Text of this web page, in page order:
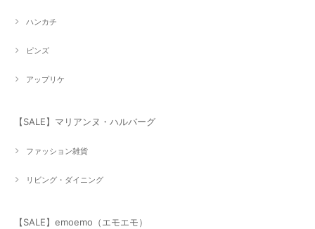
ハンカチ
ピンズ
アップリケ
【SALE】マリアンヌ・ハルバーグ
ファッション雑貨
リビング・ダイニング
【SALE】emoemo（エモエモ）